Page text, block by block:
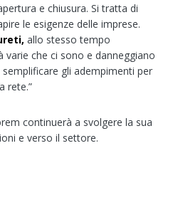
e chiusura. Si tratta di
le esigenze delle imprese.
allo stesso tempo
varie che ci sono e danneggiano
gli adempimenti per
rete.”
continuerà a svolgere la sua
e verso il settore.